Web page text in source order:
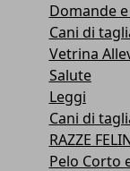
Domande
Cani di
Vetrina
Salute
Leggi
Cani di
RAZZE
Pelo Corto